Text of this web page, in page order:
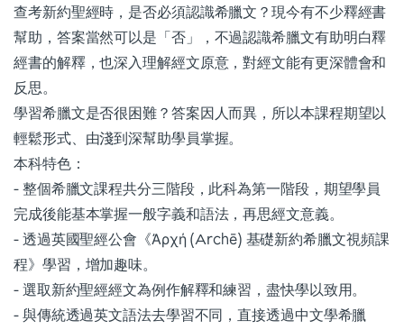
查考新約聖經時，是否必須認識希臘文？現今有不少釋經書
幫助，答案當然可以是「否」，不過認識希臘文有助明白釋
經書的解釋，也深入理解經文原意，對經文能有更深體會和
反思。
學習希臘文是否很困難？答案因人而異，所以本課程期望以
輕鬆形式、由淺到深幫助學員掌握。
本科特色：
- 整個希臘文課程共分三階段，此科為第一階段，期望學員
完成後能基本掌握一般字義和語法，再思經文意義。
- 透過英國聖經公會《Ἀρχή (Archē) 基礎新約希臘文視頻課
程》學習，增加趣味。
- 選取新約聖經經文為例作解釋和練習，盡快學以致用。
- 與傳統透過英文語法去學習不同，直接透過中文學希臘